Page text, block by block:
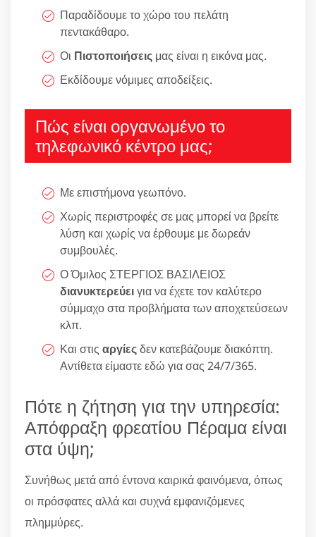
Παραδίδουμε το χώρο του πελάτη
πεντακάθαρο.
Οι Πιστοποιήσεις μας είναι η εικόνα μας.
Εκδίδουμε νόμιμες αποδείξεις.
Πώς είναι οργανωμένο το
τηλεφωνικό κέντρο μας;
Με επιστήμονα γεωπόνο.
Χωρίς περιστροφές σε μας μπορεί να βρείτε
λύση και χωρίς να έρθουμε με δωρεάν
συμβουλές.
Ο Όμιλος ΣΤΕΡΓΙΟΣ ΒΑΣΙΛΕΙΟΣ
διανυκτερεύειγια να έχετε τον καλύτερο
σύμμαχο στα προβλήματα των αποχετεύσεων
κλπ.
Και στις αργίεςδεν κατεβάζουμε διακόπτη.
Αντίθετα είμαστε εδώ για σας 24/7/365.
Πότε η ζήτηση για την υπηρεσία:
Απόφραξη φρεατίου Πέραμα είναι
στα ύψη;
Συνήθως μετά από έντονα καιρικά φαινόμενα, όπως
οι πρόσφατες αλλά και συχνά εμφανιζόμενες
πλημμύρες.